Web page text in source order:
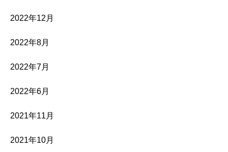
2022年12月
2022年8月
2022年7月
2022年6月
2021年11月
2021年10月